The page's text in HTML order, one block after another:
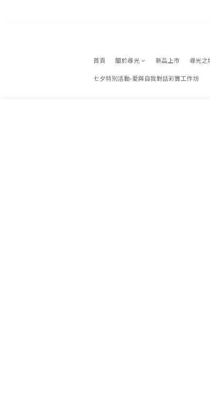
首頁 關於尋光 新品上市 尋光之
七夕特別活動-愛與自我對話彩寶工作坊